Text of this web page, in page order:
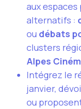
aux
alternatifs :
ou débats
clusters
Alpes
Intégrez le
janvier,
ou